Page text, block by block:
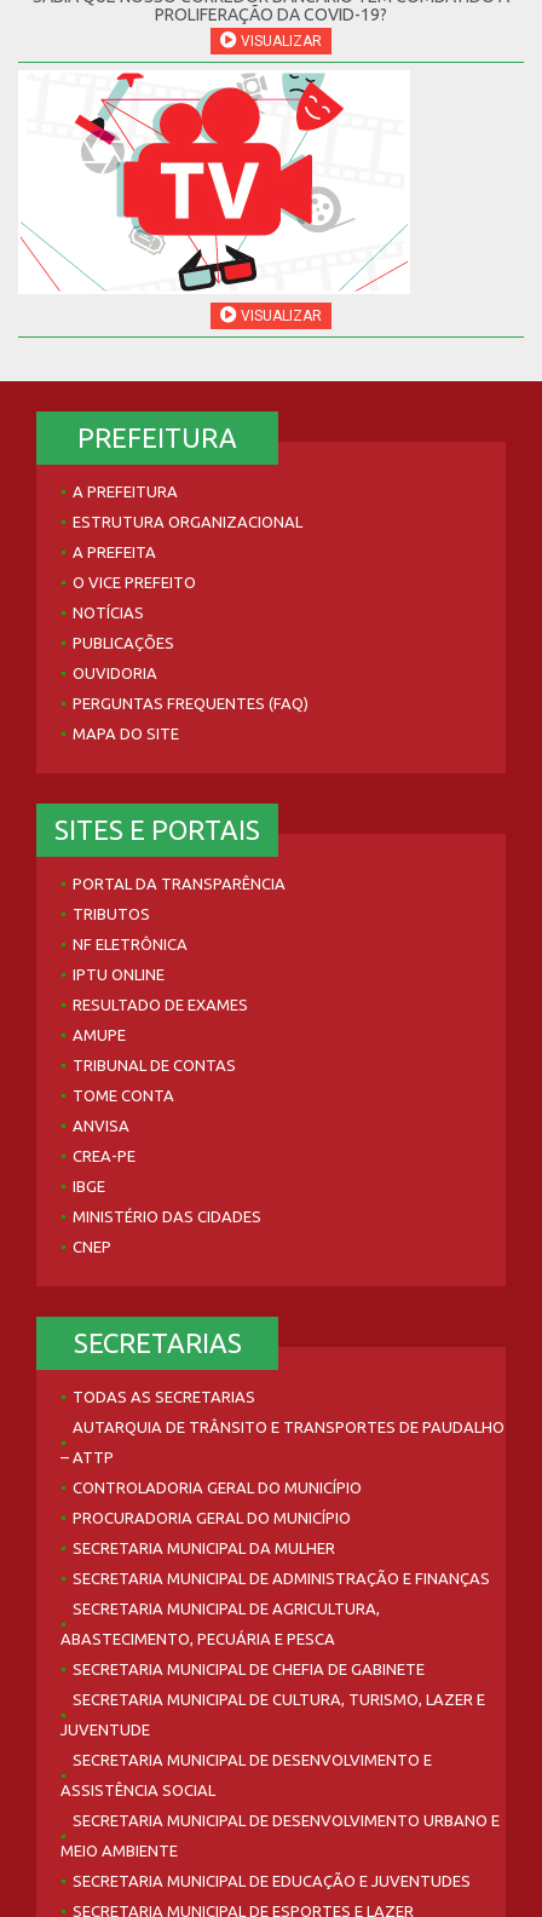
PROLIFERAÇÃO DA COVID-19?
VISUALIZAR
VISUALIZAR
PREFEITURA
A PREFEITURA
ESTRUTURA ORGANIZACIONAL
A PREFEITA
O VICE PREFEITO
NOTÍCIAS
PUBLICAÇÕES
OUVIDORIA
PERGUNTAS FREQUENTES (FAQ)
MAPA DO SITE
SITES E PORTAIS
PORTAL DA TRANSPARÊNCIA
TRIBUTOS
NF ELETRÔNICA
IPTU ONLINE
RESULTADO DE EXAMES
AMUPE
TRIBUNAL DE CONTAS
TOME CONTA
ANVISA
CREA-PE
IBGE
MINISTÉRIO DAS CIDADES
CNEP
SECRETARIAS
TODAS AS SECRETARIAS
AUTARQUIA DE TRÂNSITO E TRANSPORTES DE PAUDALHO
– ATTP
CONTROLADORIA GERAL DO MUNICÍPIO
PROCURADORIA GERAL DO MUNICÍPIO
SECRETARIA MUNICIPAL DA MULHER
SECRETARIA MUNICIPAL DE ADMINISTRAÇÃO E FINANÇAS
SECRETARIA MUNICIPAL DE AGRICULTURA,
ABASTECIMENTO, PECUÁRIA E PESCA
SECRETARIA MUNICIPAL DE CHEFIA DE GABINETE
SECRETARIA MUNICIPAL DE CULTURA, TURISMO, LAZER E
JUVENTUDE
SECRETARIA MUNICIPAL DE DESENVOLVIMENTO E
ASSISTÊNCIA SOCIAL
SECRETARIA MUNICIPAL DE DESENVOLVIMENTO URBANO E
MEIO AMBIENTE
SECRETARIA MUNICIPAL DE EDUCAÇÃO E JUVENTUDES
SECRETARIA MUNICIPAL DE ESPORTES E LAZER